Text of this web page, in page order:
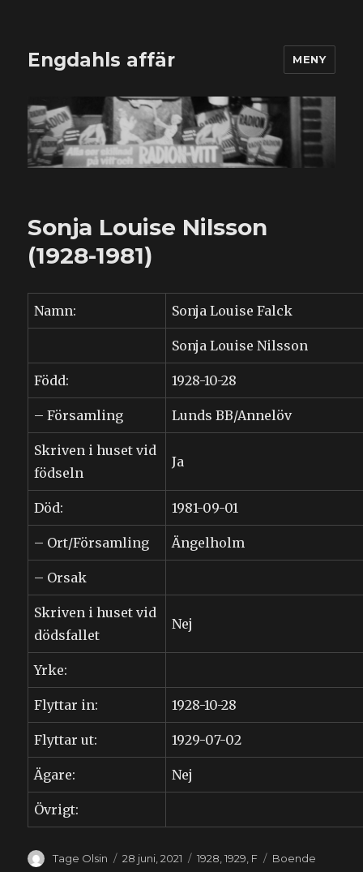
Engdahls affär MENY
Sonja Louise Nilsson
(1928-1981)
Namn: Sonja Louise Falck
Sonja Louise Nilsson
Född: 1928-10-28
– Församling Lunds BB/Annelöv
Skriven i huset vid
födseln
Ja
Död: 1981-09-01
– Ort/Församling Ängelholm
– Orsak
Skriven i huset vid
dödsfallet
Nej
Yrke:
Flyttar in: 1928-10-28
Flyttar ut: 1929-07-02
Ägare: Nej
Övrigt:
Författare
Tage Olsin
Publicerat
28 juni, 2021 Kategorier
1928,1929, F Etiketter
Boende